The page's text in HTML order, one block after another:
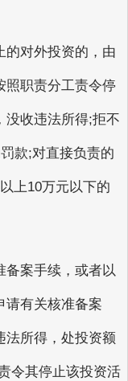
对外投资的，由
照职责分工责令停
没收违法所得;拒不
款;对直接负责的
上10万元以下的
案手续，或者以
请有关核准备案
法所得，处投资额
令其停止该投资活